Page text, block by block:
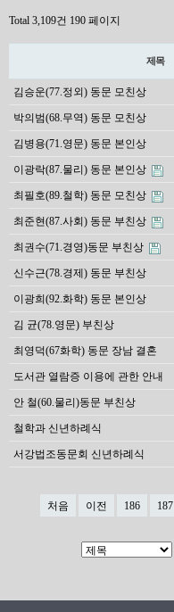
Total 3,109건 190 페이지
제목
김승운(77.정외) 동문 모친상
박의범(68.무역) 동문 모친상
김병용(71.영문) 동문 본인상
이광락(87.물리) 동문 본인상
최필호(89.철학) 동문 모친상
최준현(87.사회) 동문 부친상
최권수(71.경영)동문 부친상
신수근(78.경제) 동문 부친상
이광희(92.화학) 동문 본인상
김 균(78.영문) 부친상
최영덕(67화학) 동문 장남 결혼
도서관 열람증 이용에 관한 안내
안 철(60.물리)동문 부친상
철학과 신년하례식
서강법조동문회 신년하례식
처음 이전 186 187